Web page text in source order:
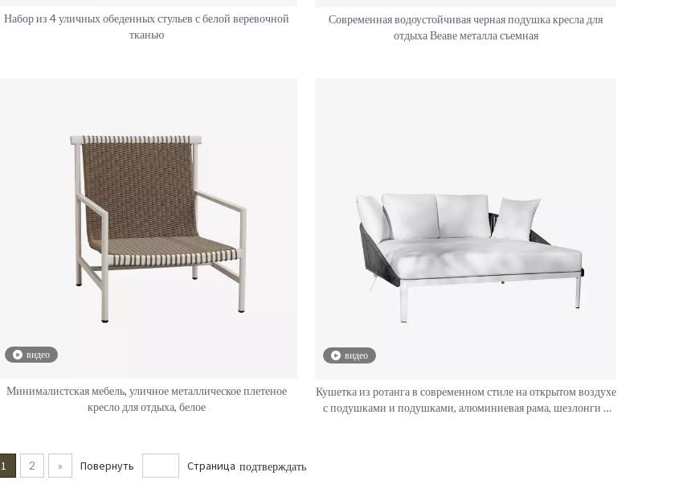
Набор из 4 уличных обеденных стульев с белой веревочной
тканью
Современная водоустойчивая черная подушка кресла для
отдыха Веаве металла съемная
видео
Минималистская мебель, уличное металлическое плетеное
кресло для отдыха, белое
видео
Кушетка из ротанга в современном стиле на открытом воздухе
с подушками и подушками, алюминиевая рама, шезлонги в
1 2 » Повернуть Страница подтверждать